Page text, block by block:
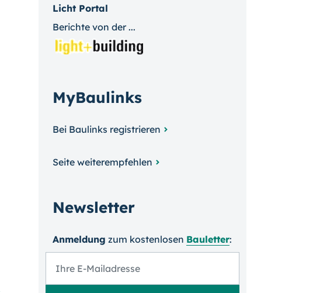
Licht Portal
Berichte von der ...
MyBaulinks
Bei Baulinks registrieren
Seite weiterempfehlen
Newsletter
Anmeldung zum kosten­losen Bauletter: